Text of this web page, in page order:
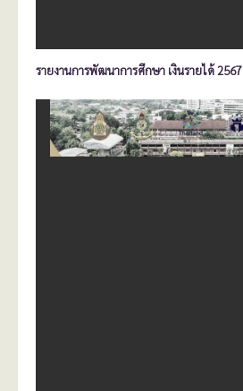
รายงานการพัฒนาการศึกษา เงินรายได้ 2567